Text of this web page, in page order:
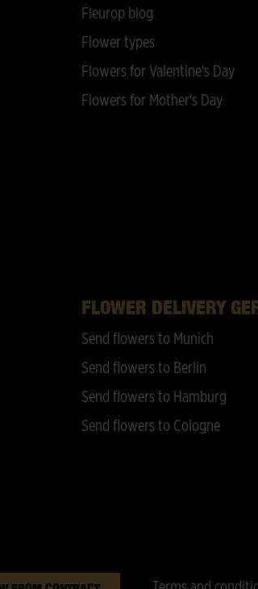
Fleurop blog
Flower types
Flowers for Valentine's Day
Flowers for Mother's Day
FLOWER DELIVERY
Send flowers to Munich
Send flowers to Berlin
Send flowers to Hamburg
Send flowers to Cologne